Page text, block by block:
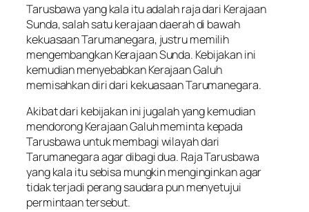
Tarusbawa yang kala itu adalah raja dari Kerajaan
Sunda, salah satu kerajaan daerah di bawah
kekuasaan Tarumanegara, justru memilih
mengembangkan Kerajaan Sunda. Kebijakan ini
kemudian menyebabkan Kerajaan Galuh
memisahkan diri dari kekuasaan Tarumanegara.
Akibat dari kebijakan ini jugalah yang kemudian
mendorong Kerajaan Galuh meminta kepada
Tarusbawa untuk membagi wilayah dari
Tarumanegara agar dibagi dua. Raja Tarusbawa
yang kala itu sebisa mungkin menginginkan agar
tidak terjadi perang saudara pun menyetujui
permintaan tersebut.